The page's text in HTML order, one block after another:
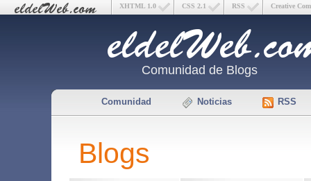
Creative
RSS
CSS 2.1
XHTML 1.0
Comunidad de Blogs
Comunidad Noticias RSS
Blogs